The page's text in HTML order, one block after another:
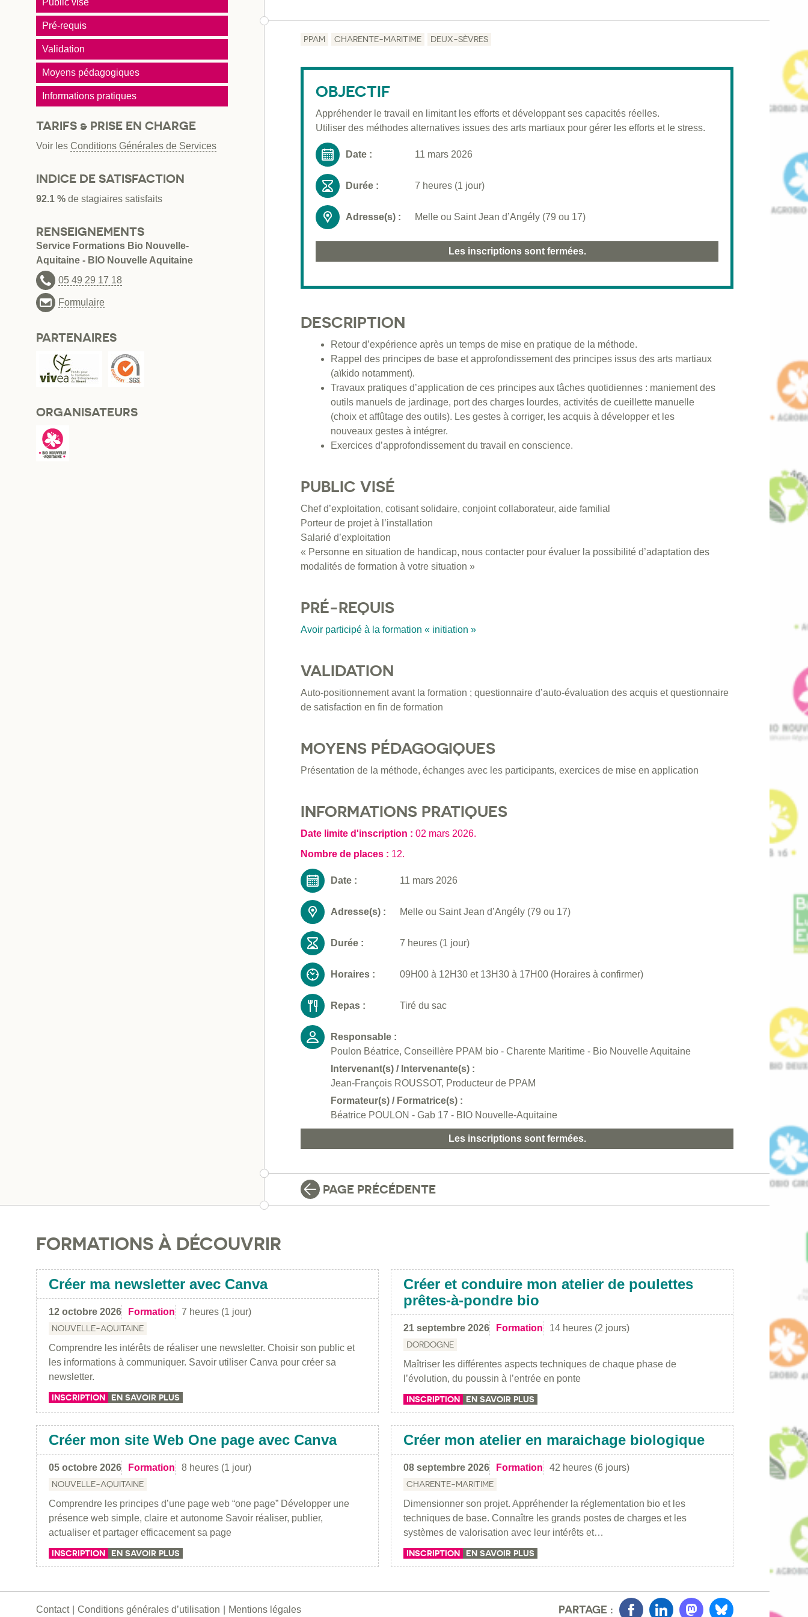
PPAM CHARENTE-MARITIME DEUX-SÈVRES
OBJECTIF
Appréhender le travail en limitant les efforts et développant ses capacités réelles.
Utiliser des méthodes alternatives issues des arts martiaux pour gérer les efforts et le stress.
Date : 11 mars 2026
Durée : 7 heures (1 jour)
Adresse(s) : Melle ou Saint Jean d’Angély (79 ou 17)
Les inscriptions sont fermées.
DESCRIPTION
Retour d’expérience après un temps de mise en pratique de la méthode.
Rappel des principes de base et approfondissement des principes issus des arts martiaux
(aïkido notamment).
Travaux pratiques d’application de ces principes aux tâches quotidiennes : maniement des
outils manuels de jardinage, port des charges lourdes, activités de cueillette manuelle
(choix et affûtage des outils). Les gestes à corriger, les acquis à développer et les
nouveaux gestes à intégrer.
Exercices d’approfondissement du travail en conscience.
PUBLIC VISÉ
Chef d’exploitation, cotisant solidaire, conjoint collaborateur, aide familial
Porteur de projet à l’installation
Salarié d’exploitation
« Personne en situation de handicap, nous contacter pour évaluer la possibilité d’adaptation des
modalités de formation à votre situation »
PRÉ-REQUIS
Avoir participé à la formation « initiation »
VALIDATION
Auto-positionnement avant la formation ; questionnaire d’auto-évaluation des acquis et questionnaire
de satisfaction en fin de formation
MOYENS PÉDAGOGIQUES
Présentation de la méthode, échanges avec les participants, exercices de mise en application
INFORMATIONS PRATIQUES
Date limite d'inscription : 02 mars 2026.
Nombre de places : 12.
Date : 11 mars 2026
Adresse(s) : Melle ou Saint Jean d’Angély (79 ou 17)
Durée : 7 heures (1 jour)
Horaires : 09H00 à 12H30 et 13H30 à 17H00 (Horaires à confirmer)
Repas : Tiré du sac
Responsable :
Poulon Béatrice, Conseillère PPAM bio - Charente Maritime - Bio Nouvelle Aquitaine
Intervenant(s) / Intervenante(s) :
Jean-François ROUSSOT, Producteur de PPAM
Formateur(s) / Formatrice(s) :
Béatrice POULON - Gab 17 - BIO Nouvelle-Aquitaine
Les inscriptions sont fermées.
PAGE PRÉCÉDENTE
Public visé
Pré-requis
Validation
Moyens pédagogiques
Informations pratiques
TARIFS & PRISE EN CHARGE
Voir les Conditions Générales de Services
INDICE DE SATISFACTION
92.1 % de stagiaires satisfaits
RENSEIGNEMENTS
Service Formations Bio Nouvelle-
Aquitaine - BIO Nouvelle Aquitaine
05 49 29 17 18
Formulaire
PARTENAIRES
ORGANISATEURS
FORMATIONS À DÉCOUVRIR
Créer ma newsletter avec Canva
12 octobre 2026 Formation 7 heures (1 jour)
NOUVELLE-AQUITAINE
Comprendre les intérêts de réaliser une newsletter. Choisir son public et
les informations à communiquer. Savoir utiliser Canva pour créer sa
newsletter.
INSCRIPTION EN SAVOIR PLUS
Créer et conduire mon atelier de poulettes
prêtes-à-pondre bio
21 septembre 2026 Formation 14 heures (2 jours)
DORDOGNE
Maîtriser les différentes aspects techniques de chaque phase de
l’évolution, du poussin à l’entrée en ponte
INSCRIPTION EN SAVOIR PLUS
Créer mon site Web One page avec Canva
05 octobre 2026 Formation 8 heures (1 jour)
NOUVELLE-AQUITAINE
Comprendre les principes d’une page web “one page” Développer une
présence web simple, claire et autonome Savoir réaliser, publier,
actualiser et partager efficacement sa page
INSCRIPTION EN SAVOIR PLUS
Créer mon atelier en maraichage biologique
08 septembre 2026 Formation 42 heures (6 jours)
CHARENTE-MARITIME
Dimensionner son projet. Appréhender la réglementation bio et les
techniques de base. Connaître les grands postes de charges et les
systèmes de valorisation avec leur intérêts et…
INSCRIPTION EN SAVOIR PLUS
Contact Conditions générales d’utilisation Mentions légales PARTAGE :